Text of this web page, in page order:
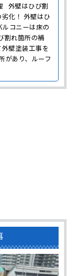
外壁はひび割
化！ 外壁はひ
コニーは床の
割れ箇所の補
壁塗装工事を
があり、ルーフ